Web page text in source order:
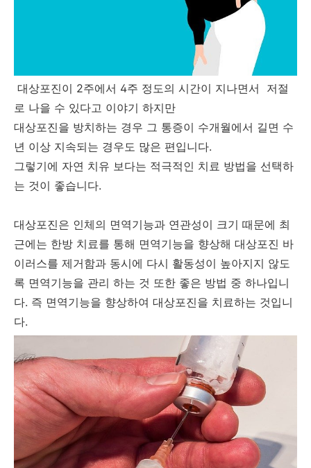
대상포진이 2주에서 4주 정도의 시간이 지나면서 저절
로 나을 수 있다고 이야기 하지만
대상포진을 방치하는 경우 그 통증이 수개월에서 길면 수
년 이상 지속되는 경우도 많은 편입니다.
그렇기에 자연 치유 보다는 적극적인 치료 방법을 선택하
는 것이 좋습니다.
대상포진은 인체의 면역기능과 연관성이 크기 때문에 최
근에는 한방 치료를 통해 면역기능을 향상해 대상포진 바
이러스를 제거함과 동시에 다시 활동성이 높아지지 않도
록 면역기능을 관리 하는 것 또한 좋은 방법 중 하나입니
다. 즉 면역기능을 향상하여 대상포진을 치료하는 것입니
다.